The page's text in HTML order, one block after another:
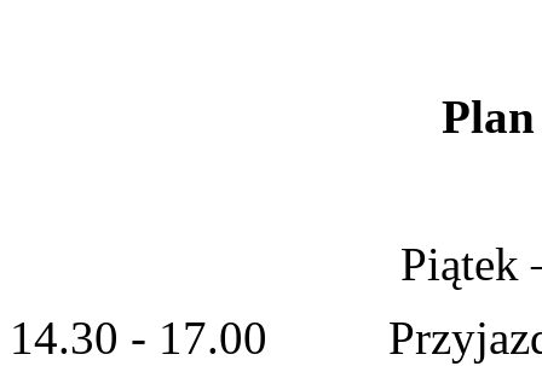
Piątek
14.30 - 17.00 Przyjazd